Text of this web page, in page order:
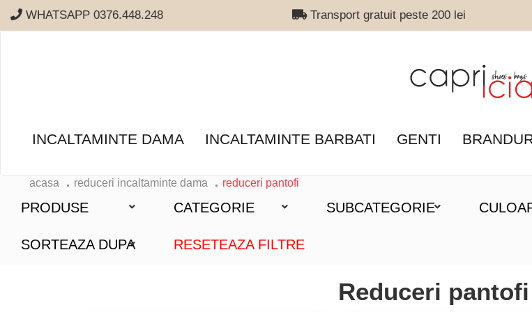
WHATSAPP 0376.448.248 Transport gratuit peste 200 lei
INCALTAMINTE DAMA INCALTAMINTE BARBATI GENTI
acasa reduceri incaltaminte dama reduceri pantofi
PRODUSE CATEGORIE SUBCATEGORIE
SORTEAZA DUPA RESETEAZA FILTRE
Reduceri